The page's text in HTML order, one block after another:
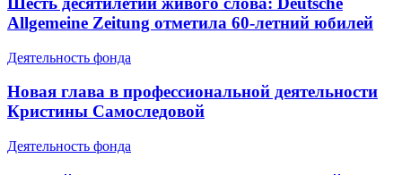
Allgemeine Zeitung отметила 60-летний юбилей
Деятельность фонда
Новая глава в профессиональной деятельности
Кристины Самоследовой
Деятельность фонда